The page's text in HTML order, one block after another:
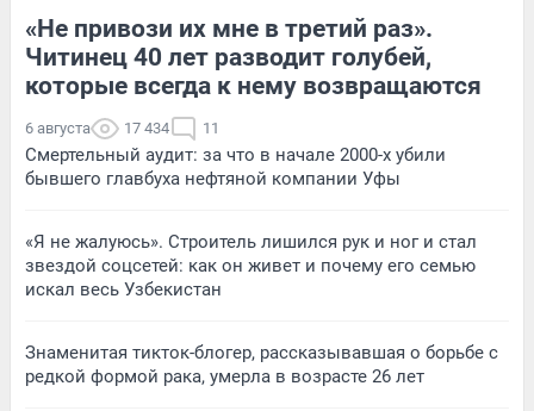
«Не привози их мне в третий раз».
Читинец 40 лет разводит голубей,
которые всегда к нему возвращаются
6 августа 17 434 11
Смертельный аудит: за что в начале 2000-х убили
бывшего главбуха нефтяной компании Уфы
«Я не жалуюсь». Строитель лишился рук и ног и стал
звездой соцсетей: как он живет и почему его семью
искал весь Узбекистан
Знаменитая тикток-блогер, рассказывавшая о борьбе с
редкой формой рака, умерла в возрасте 26 лет